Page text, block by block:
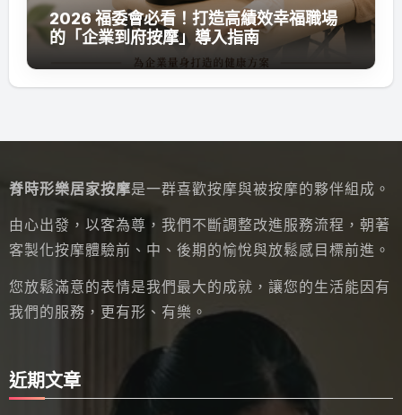
2026 福委會必看！打造高績效幸福職場
的「企業到府按摩」導入指南
脊時形樂居家按摩是一群喜歡按摩與被按摩的夥伴組成。
由心出發，以客為尊，我們不斷調整改進服務流程，朝著
客製化按摩體驗前、中、後期的愉悅與放鬆感目標前進。
您放鬆滿意的表情是我們最大的成就，讓您的生活能因有
我們的服務，更有形、有樂。
近期文章